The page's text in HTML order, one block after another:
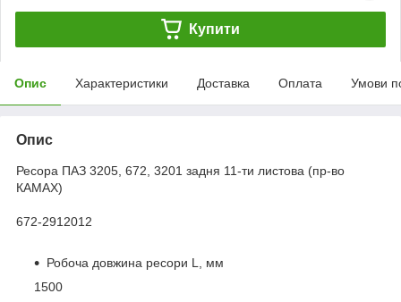
Купити
Опис Характеристики Доставка Оплата Умови
Опис
Ресора ПАЗ 3205, 672, 3201 задня 11-ти листова (пр-во
КАМАХ)
672-2912012
Робоча довжина ресори L, мм
1500